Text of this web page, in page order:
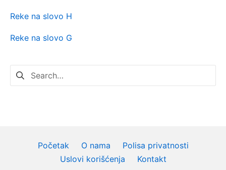
Reke na slovo H
Reke na slovo G
Pretraga
za:
Početak O nama
Polisa privatnosti
Uslovi korišćenja
Kontakt